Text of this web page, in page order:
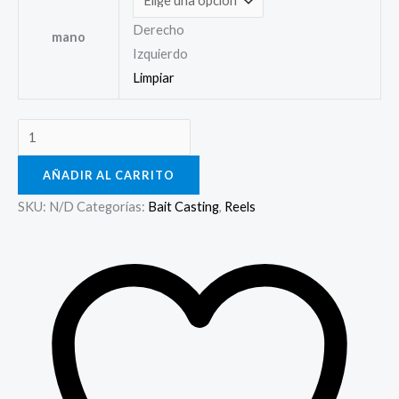
mano
Derecho
Izquierdo
Limpiar
AÑADIR AL CARRITO
SKU: N/D Categorías: Bait Casting, Reels